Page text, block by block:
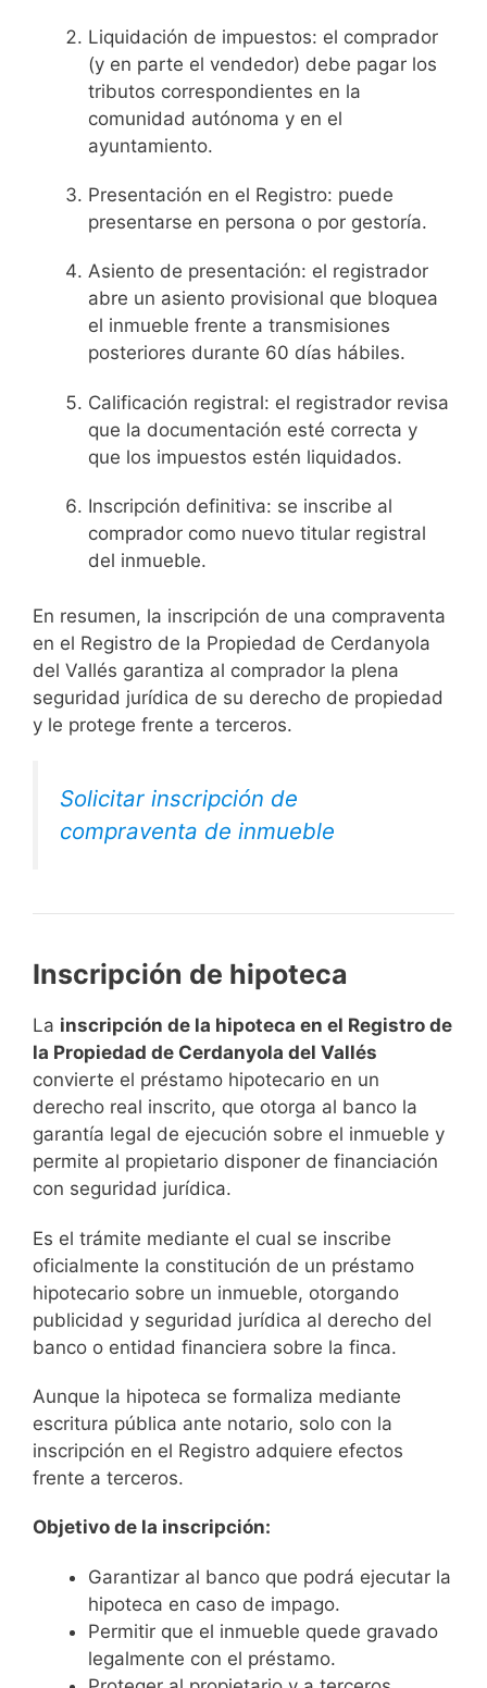
Liquidación de impuestos: el comprador
(y en parte el vendedor) debe pagar los
tributos correspondientes en la
comunidad autónoma y en el
ayuntamiento.
Presentación en el Registro: puede
presentarse en persona o por gestoría.
Asiento de presentación: el registrador
abre un asiento provisional que bloquea
el inmueble frente a transmisiones
posteriores durante 60 días hábiles.
Calificación registral: el registrador revisa
que la documentación esté correcta y
que los impuestos estén liquidados.
Inscripción definitiva: se inscribe al
comprador como nuevo titular registral
del inmueble.
En resumen, la inscripción de una compraventa
en el Registro de la Propiedad de Cerdanyola
del Vallés garantiza al comprador la plena
seguridad jurídica de su derecho de propiedad
y le protege frente a terceros.
Solicitar inscripción de
compraventa de inmueble
Inscripción de hipoteca
La inscripción de la hipoteca en el Registro de
la Propiedad de Cerdanyola del Vallés
convierte el préstamo hipotecario en un
derecho real inscrito, que otorga al banco la
garantía legal de ejecución sobre el inmueble y
permite al propietario disponer de financiación
con seguridad jurídica.
Es el trámite mediante el cual se inscribe
oficialmente la constitución de un préstamo
hipotecario sobre un inmueble, otorgando
publicidad y seguridad jurídica al derecho del
banco o entidad financiera sobre la finca.
Aunque la hipoteca se formaliza mediante
escritura pública ante notario, solo con la
inscripción en el Registro adquiere efectos
frente a terceros.
Objetivo de la inscripción:
Garantizar al banco que podrá ejecutar la
hipoteca en caso de impago.
Permitir que el inmueble quede gravado
legalmente con el préstamo.